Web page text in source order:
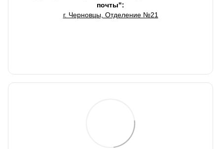
почты":
г. Черновцы, Отделение №21